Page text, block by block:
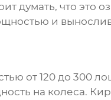
думать, что это
и
от 120 до 300
на колеса.